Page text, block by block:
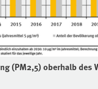
(PM2,5) oberhalb des